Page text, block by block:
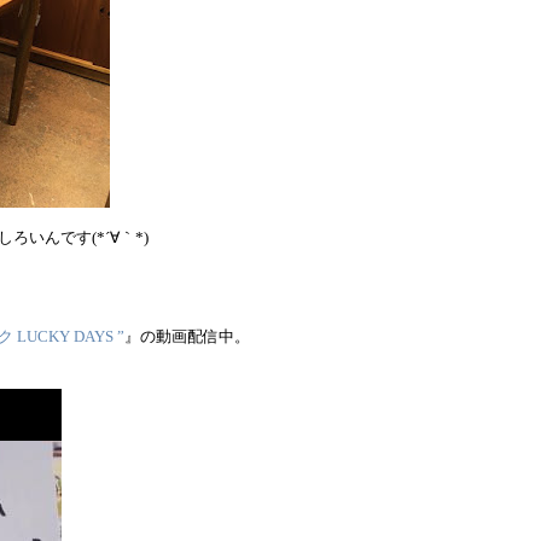
ろいんです(*´∀｀*)
LUCKY DAYS ”』の動画配信中。